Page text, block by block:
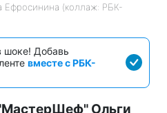
Ефросинина (коллаж: РБК-
шоке! Добавь
вместе с РБК-
Ольги